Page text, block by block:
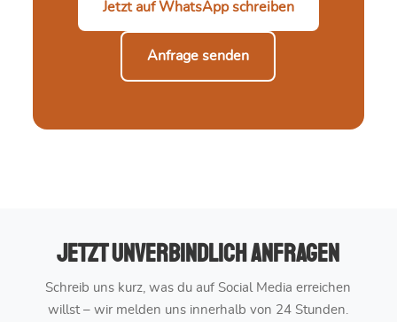
Jetzt auf WhatsApp schreiben
Anfrage senden
Jetzt unverbindlich anfragen
Schreib uns kurz, was du auf Social Media erreichen
willst – wir melden uns innerhalb von 24 Stunden.